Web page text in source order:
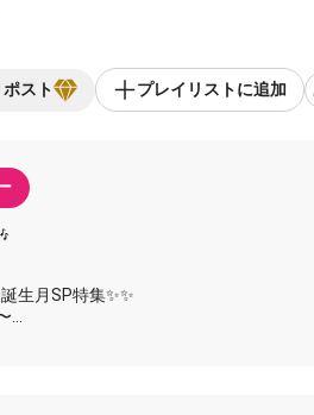
ポスト プレイリストに追加
生月SP特集✨✨